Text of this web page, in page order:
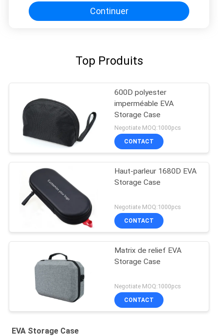
Continuer
Top Produits
600D polyester
imperméable EVA
Storage Case
Negotiate MOQ:1000pcs
CONTACT
Haut-parleur 1680D EVA
Storage Case
Negotiate MOQ:1000pcs
CONTACT
Matrix de relief EVA
Storage Case
Negotiate MOQ:1000pcs
CONTACT
EVA Storage Case